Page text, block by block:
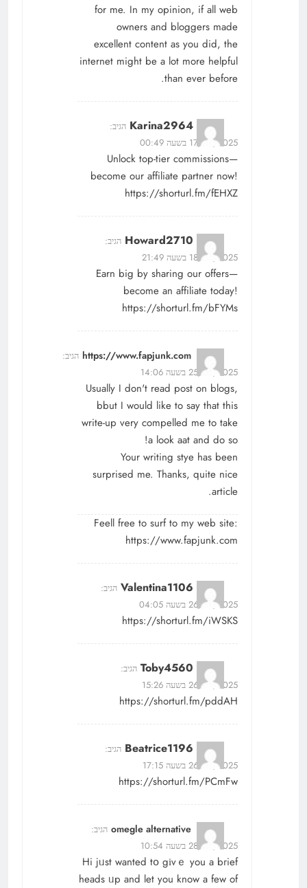
for me. In my opinion, if all web
owners and bloggers made
excellent content as you did, the
internet might be a lot more helpful
than ever before.
Karina2964 הגיב:
17/07/2025 בשעה 00:49
Unlock top-tier commissions—
become our affiliate partner now!
https://shorturl.fm/fEHXZ
Howard2710 הגיב:
18/07/2025 בשעה 21:49
Earn big by sharing our offers—
become an affiliate today!
https://shorturl.fm/bFYMs
https://www.fapjunk.com הגיב:
25/07/2025 בשעה 14:06
Usually I don't read post on blogs,
bbut I would like to say that this
write-up very compelled me to take
a look aat and do so!
Your writing stye has been
surprised me. Thanks, quite nice
article.
Feell free to surf to my web site:
https://www.fapjunk.com
Valentina1106 הגיב:
26/07/2025 בשעה 04:05
https://shorturl.fm/iWSKS
Toby4560 הגיב:
26/07/2025 בשעה 15:26
https://shorturl.fm/pddAH
Beatrice1196 הגיב:
26/07/2025 בשעה 17:15
https://shorturl.fm/PCmFw
omegle alternative הגיב:
28/07/2025 בשעה 10:54
Hi jᥙst wanted tօ gіvｅ you a bгief
heads ᥙp and let you know a few of